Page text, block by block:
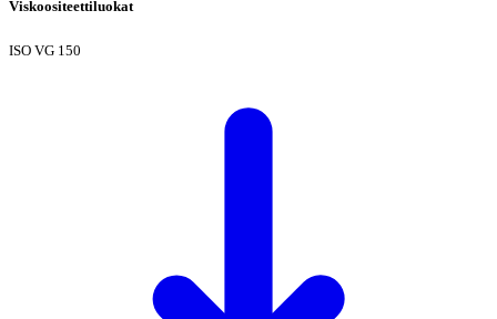
Viskoositeettiluokat
ISO VG 150